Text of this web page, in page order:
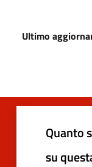
Ultimo
Quanto
su